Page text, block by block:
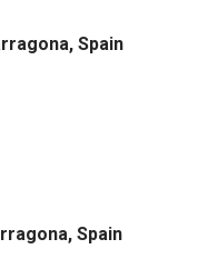
Spain
Spain